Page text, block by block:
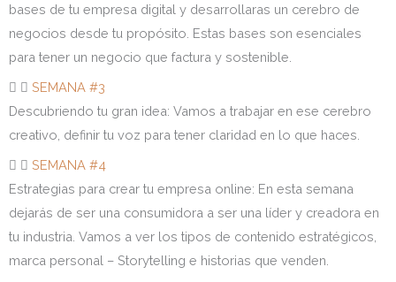
bases de tu empresa digital y desarrollaras un cerebro de
negocios desde tu propósito. Estas bases son esenciales
para tener un negocio que factura y sostenible.
SEMANA #3
Descubriendo tu gran idea: Vamos a trabajar en ese cerebro
creativo, definir tu voz para tener claridad en lo que haces.
SEMANA #4
Estrategias para crear tu empresa online: En esta semana
dejarás de ser una consumidora a ser una líder y creadora en
tu industria. Vamos a ver los tipos de contenido estratégicos,
marca personal – Storytelling e historias que venden.